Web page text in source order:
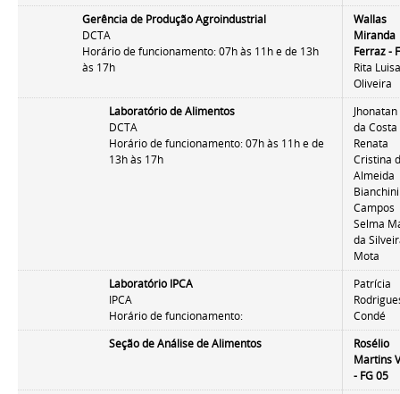
Gerência de Produção Agroindustrial
DCTA
Horário de funcionamento: 07h às 11h e de 13h
às 17h
Wallas
Miranda
Ferraz -
Rita
Oliveira
Laboratório de Alimentos
DCTA
Horário de funcionamento: 07h às 11h e de
13h às 17h
da Costa
Renata
Cristina
Almeida
Bianchini
Campos
Selma
da
Mota
Laboratório IPCA
IPCA
Horário de funcionamento:
Patrícia
Condé
Seção de Análise de Alimentos
Rosélio
Martins
- FG 05